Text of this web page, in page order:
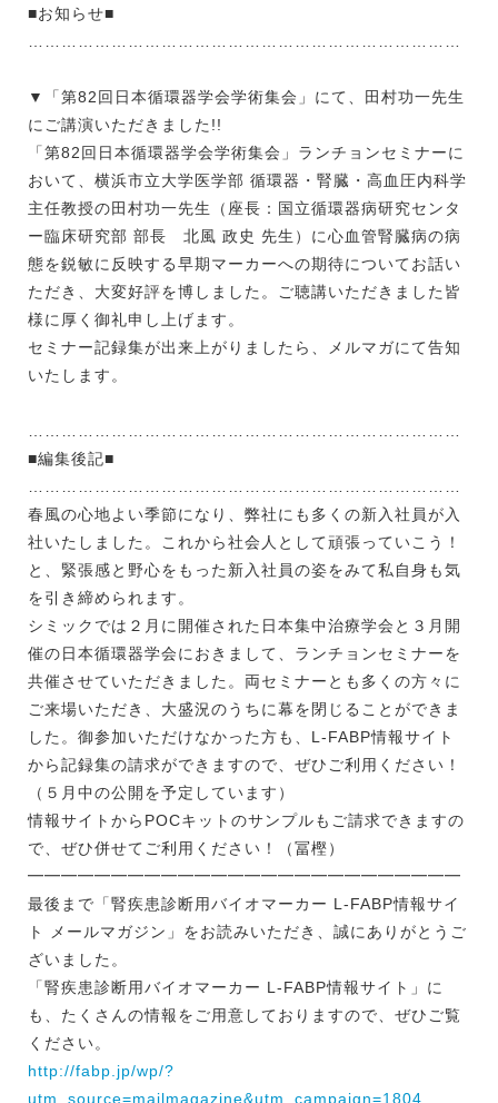
■お知らせ■
▼「第82回日本循環器学会学術集会」にて、田村功一先生
にご講演いただきました!!
「第82回日本循環器学会学術集会」ランチョンセミナーに
おいて、横浜市立大学医学部 循環器・腎臓・高血圧内科学
主任教授の田村功一先生（座長：国立循環器病研究センタ
ー臨床研究部 部長 北風 政史 先生）に心血管腎臓病の病
態を鋭敏に反映する早期マーカーへの期待についてお話い
ただき、大変好評を博しました。ご聴講いただきました皆
様に厚く御礼申し上げます。
セミナー記録集が出来上がりましたら、メルマガにて告知
いたします。
■編集後記■
春風の心地よい季節になり、弊社にも多くの新入社員が入
社いたしました。これから社会人として頑張っていこう！
と、緊張感と野心をもった新入社員の姿をみて私自身も気
を引き締められます。
シミックでは２月に開催された日本集中治療学会と３月開
催の日本循環器学会におきまして、ランチョンセミナーを
共催させていただきました。両セミナーとも多くの方々に
ご来場いただき、大盛況のうちに幕を閉じることができま
した。御参加いただけなかった方も、L-FABP情報サイト
から記録集の請求ができますので、ぜひご利用ください！
（５月中の公開を予定しています）
情報サイトからPOCキットのサンプルもご請求できますの
で、ぜひ併せてご利用ください！（冨樫）
━━━━━━━━━━━━━━━━━━━━━━━━━━
最後まで「腎疾患診断用バイオマーカー L-FABP情報サイ
ト メールマガジン」をお読みいただき、誠にありがとうご
ざいました。
「腎疾患診断用バイオマーカー L-FABP情報サイト」に
も、たくさんの情報をご用意しておりますので、ぜひご覧
ください。
http://fabp.jp/wp/?
utm_source=mailmagazine&utm_campaign=1804